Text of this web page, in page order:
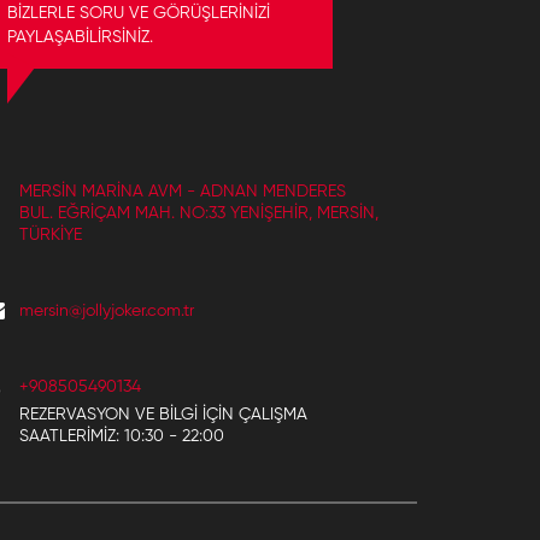
BİZLERLE SORU VE GÖRÜŞLERİNİZİ
PAYLAŞABİLİRSİNİZ.
MERSIN MARINA AVM - ADNAN MENDERES
BUL. EĞRIÇAM MAH. NO:33 YENIŞEHIR, MERSIN,
TÜRKIYE
mersin@jollyjoker.com.tr
+908505490134
REZERVASYON VE BILGI IÇIN ÇALIŞMA
SAATLERIMIZ: 10:30 - 22:00